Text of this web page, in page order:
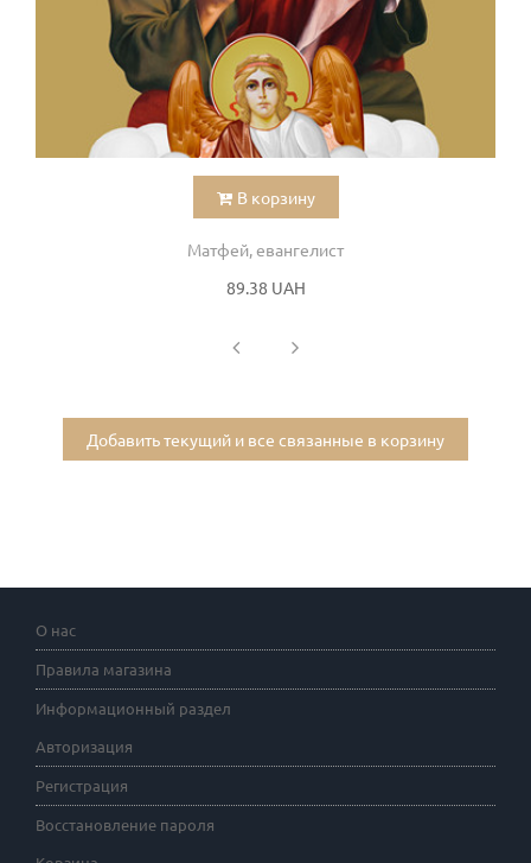
В корзину
Матфей, евангелист
89.38 UAH
Добавить текущий и все связанные в корзину
О нас
Правила магазина
Информационный раздел
Авторизация
Регистрация
Восстановление пароля